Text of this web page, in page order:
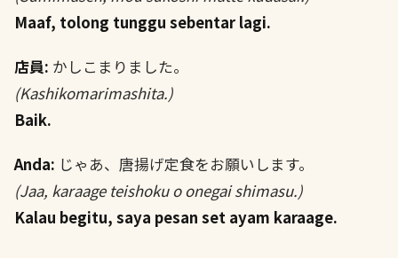
Maaf, tolong tunggu sebentar lagi.
店員: かしこまりました。
(Kashikomarimashita.)
Baik.
Anda: じゃあ、唐揚げ定食をお願いします。
(Jaa, karaage teishoku o onegai shimasu.)
Kalau begitu, saya pesan set ayam karaage.